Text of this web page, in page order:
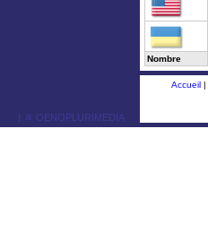
Nombre
ￂﾮ OENOPLURIMEDIA
Accueil|